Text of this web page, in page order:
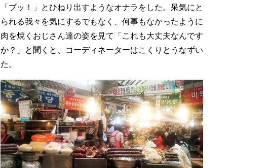
「ブッ！」とひねり出すようなオナラをした。呆気にと
られる我々を気にするでもなく、何事もなかったように
肉を焼くおじさん達の姿を見て「これも大丈夫なんです
か？」と聞くと、コーディネーターはこくりとうなずい
た。